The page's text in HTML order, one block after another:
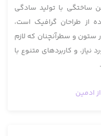
ساختگی با تولید سادگی
از طراحان گرافیک است،
ستون و سطرآنچنان که لازم
و کاربردهای متنوع با
ادمین